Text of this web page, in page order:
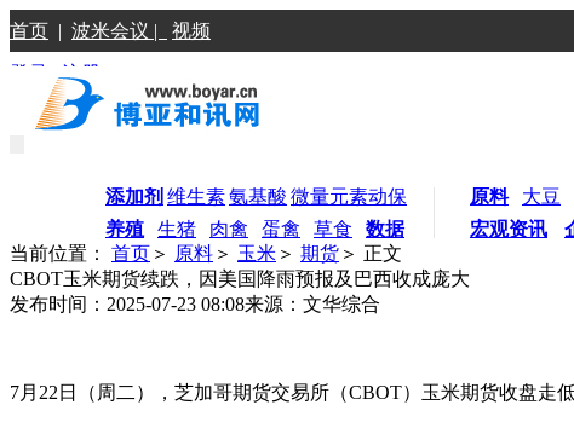
首页 | 波米会议 | 视频
登录 |注册
添加剂 维生素氨基酸 微量元素动保
养殖
生猪 肉禽 蛋禽 草食 数据
原料 大豆
宏观资讯
当前位置： 首页 ＞ 原料 ＞ 玉米 ＞ 期货 ＞ 正文
CBOT玉米期货续跌，因美国降雨预报及巴西收成庞大
发布时间：2025-07-23 08:08来源：文华综合
7月22日（周二），芝加哥期货交易所（CBOT）玉米期货收盘走